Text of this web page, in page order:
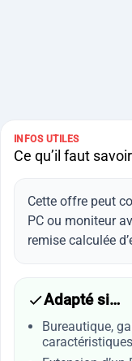
INFOS UTILES
Ce qu’il faut
Cette offre peut
PC ou moniteur
remise calculée
Adapté si…
Bureautique,
caractéristiques